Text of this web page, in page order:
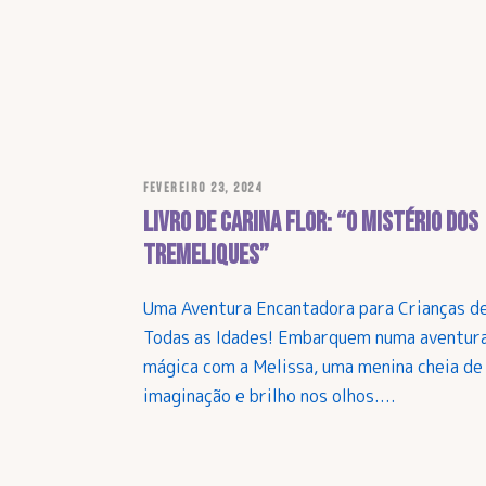
FEVEREIRO 23, 2024
Livro de Carina Flor: “O Mistério dos
Tremeliques”
Uma Aventura Encantadora para Crianças
Todas as Idades! Embarquem numa
mágica com a Melissa, uma menina cheia de
imaginação e brilho nos olhos....